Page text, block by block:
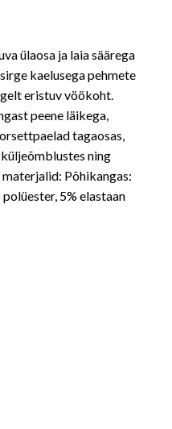
ülaosa ja laia säärega
kaelusega pehmete
eristuv vöökoht.
peene läikega,
tagaosas,
ning
Põhikangas:
5% elastaan